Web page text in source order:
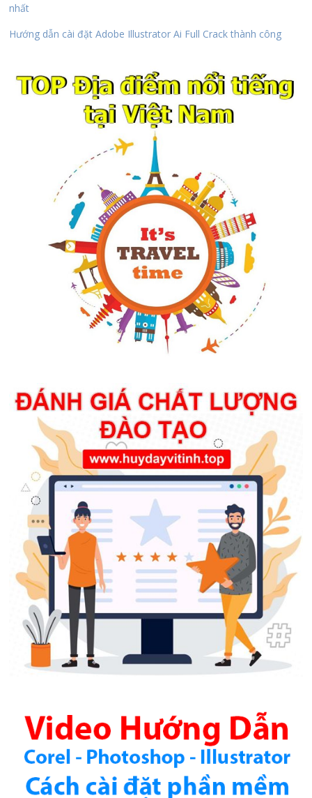
nhất
Hướng dẫn cài đặt Adobe Illustrator Ai Full Crack thành công